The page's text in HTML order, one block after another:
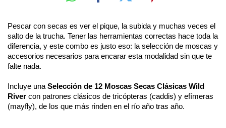
Pescar con secas es ver el pique, la subida y muchas veces el
salto de la trucha. Tener las herramientas correctas hace toda la
diferencia, y este combo es justo eso: la selección de moscas y
accesorios necesarios para encarar esta modalidad sin que te
falte nada.
Incluye una Selección de 12 Moscas Secas Clásicas Wild
River con patrones clásicos de tricópteras (caddis) y efímeras
(mayfly), de los que más rinden en el río año tras año.